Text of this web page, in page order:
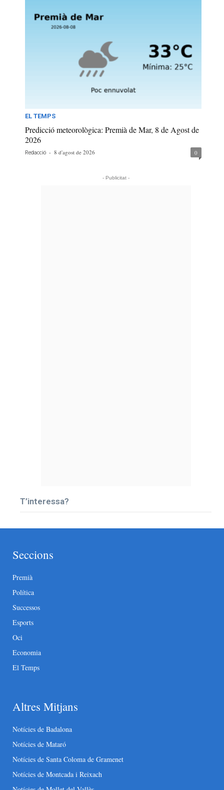
EL TEMPS
Predicció meteorològica: Premià de Mar, 8 de Agost de
2026
Redacció - 8 d'agost de 2026 0
- Publicitat -
T’interessa?
Seccions
Premià
Política
Successos
Esports
Oci
Economia
El Temps
Altres Mitjans
Notícies de Badalona
Notícies de Mataró
Notícies de Santa Coloma de Gramenet
Notícies de Montcada i Reixach